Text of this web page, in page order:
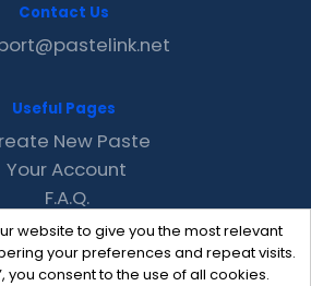
website to give you the most relevant
your preferences and repeat visits.
you consent to the use of all cookies.
Contact Us
Useful Pages
New Paste
Your Account
F.A.Q.
Recent
Contact